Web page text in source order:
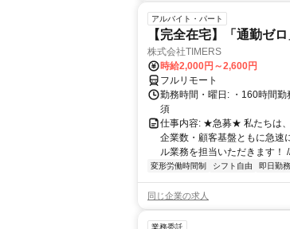
アルバイト・パート
【完全在宅】「通勤ゼ
株式会社TIMERS
時給2,000円～2,600円
フルリモート
勤務時間・曜日: ・160時間
須
仕事内容: ★急募★ 私たちは
企業数・顧客基盤ともに急速
ル業務を担当いただきます！
変形労働時間制 シフト自由 即日勤
同じ企業の求人
業務委託